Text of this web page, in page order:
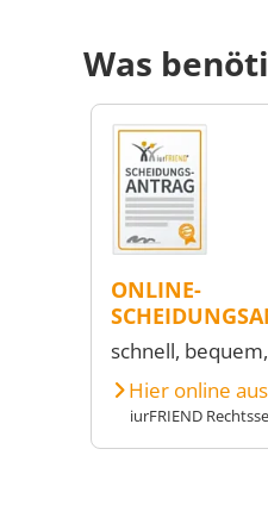
Was
ONLINE-
schnell,
Hier online
iurFRIEND